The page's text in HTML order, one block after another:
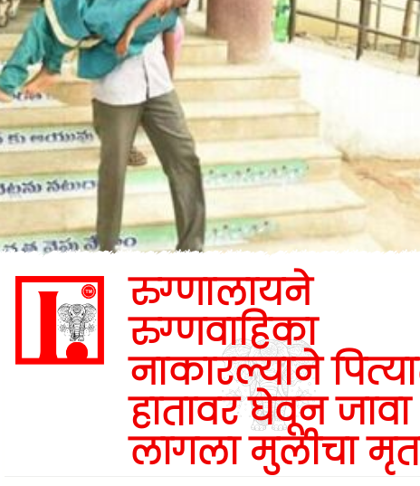
रुग्णालायने
रुग्णवाहिका
नाकारल्याने
हातावर घेवून जावा
लागला मुलीचा